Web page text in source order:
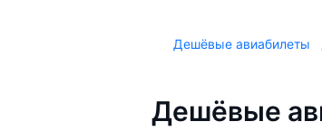
Дешёвые авиабилеты
Дешёвые